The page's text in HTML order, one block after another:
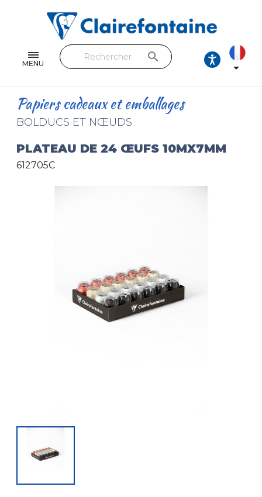
MENU
Feuilles & Copies
Beaux-arts & Dessin
Loisirs créatifs
Cuir & trousses
search

Papiers cadeaux et emballages
BOLDUCS ET NŒUDS
PLATEAU DE 24 ŒUFS 10MX7MM
612705C